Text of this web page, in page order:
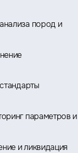
пород и
параметров и
и ликвидация